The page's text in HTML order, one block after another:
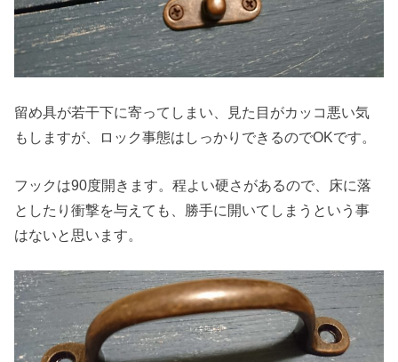
留め具が若干下に寄ってしまい、見た目がカッコ悪い気
もしますが、ロック事態はしっかりできるのでOKです。
フックは90度開きます。程よい硬さがあるので、床に落
としたり衝撃を与えても、勝手に開いてしまうという事
はないと思います。